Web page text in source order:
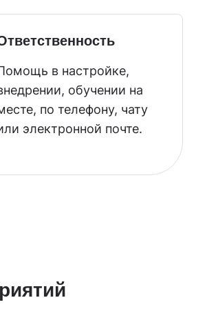
в настройке,
обучении на
по телефону, чату
электронной почте.